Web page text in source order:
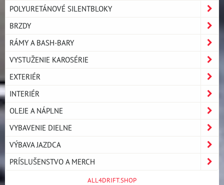
POLYURETÁNOVÉ SILENTBLOKY
BRZDY
RÁMY A BASH-BARY
VYSTUŽENIE KAROSÉRIE
EXTERIÉR
INTERIÉR
OLEJE A NÁPLNE
VYBAVENIE DIELNE
VÝBAVA JAZDCA
PRÍSLUŠENSTVO A MERCH
ALL4DRIFT.SHOP